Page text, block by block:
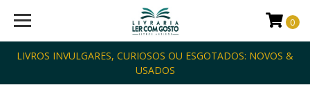
LIVROS INVULGARES, CURIOSOS OU ESGOTADOS: NOVOS &
USADOS
0